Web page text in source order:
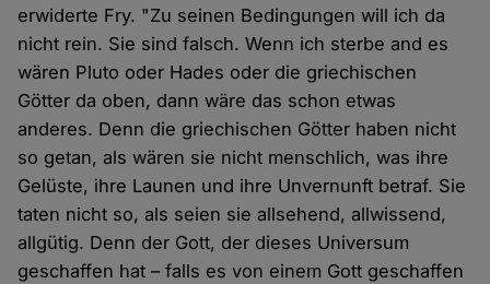
erwiderte Fry. "Zu seinen Bedingungen will ich da
nicht rein. Sie sind falsch. Wenn ich sterbe and es
wären Pluto oder Hades oder die griechischen
Götter da oben, dann wäre das schon etwas
anderes. Denn die griechischen Götter haben nicht
so getan, als wären sie nicht menschlich, was ihre
Gelüste, ihre Launen und ihre Unvernunft betraf. Sie
taten nicht so, als seien sie allsehend, allwissend,
allgütig. Denn der Gott, der dieses Universum
geschaffen hat – falls es von einem Gott geschaffen